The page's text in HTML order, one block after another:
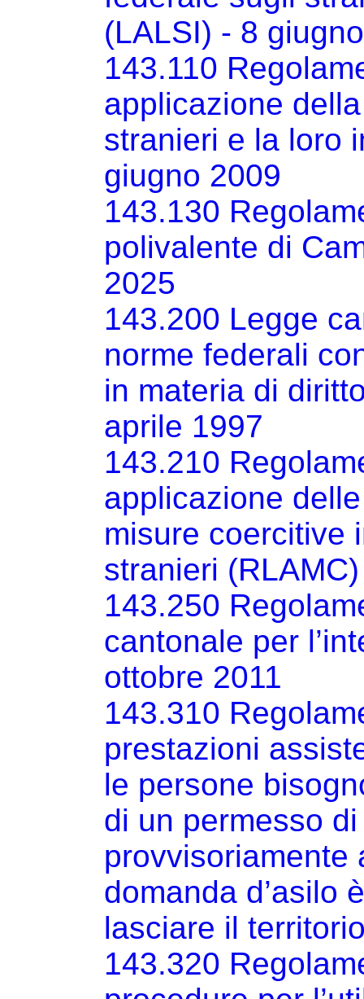
(LALSI) - 8
143.110
applicazione
stranieri e la loro
giugno 2009
143.130
polivalente di
2025
143.200 Legge
norme federali
in materia di
aprile 1997
143.210
applicazione
misure coercitive
stranieri
143.250
cantonale per
ottobre 2011
143.310
prestazioni
le persone
di un permesso
provvisoriamente
domanda d’asilo
lasciare il
143.320